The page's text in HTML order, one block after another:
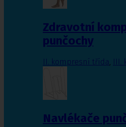
Zdravotní
punčochy
II. kompresní třída III.
Navlékače